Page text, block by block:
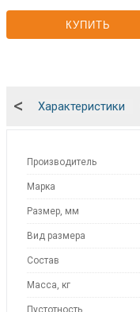
КУПИТЬ
Характеристики
<
Производитель
Марка
Размер, мм
Вид размера
Состав
Масса, кг
Пустотность